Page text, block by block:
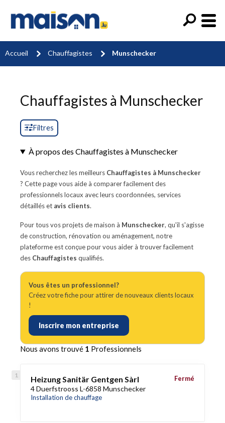
Accueil Chauffagistes Munschecker
Chauffagistes à Munschecker
Filtres
À propos des Chauffagistes à Munschecker
Vous recherchez les meilleurs Chauffagistes à Munschecker
? Cette page vous aide à comparer facilement des
professionnels locaux avec leurs coordonnées, services
détaillés et avis clients.
Pour tous vos projets de maison à Munschecker, qu'il s'agisse
de construction, rénovation ou aménagement, notre
plateforme est conçue pour vous aider à trouver facilement
des Chauffagistes qualifiés.
Vous êtes un professionnel?
Créez votre fiche pour attirer de nouveaux clients locaux
!
Inscrire mon entreprise
Nous avons trouvé 1 Professionnels
Heizung Sanitär Gentgen Sàrl
4 Duerfstrooss L-6858 Munschecker
Installation de chauffage
Fermé